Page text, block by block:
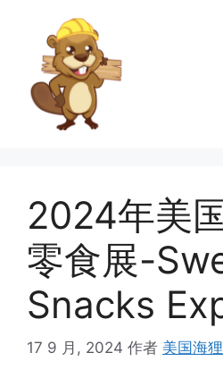
2024年美
零食展-
Snacks
17 9 月, 2024 作者 美国海